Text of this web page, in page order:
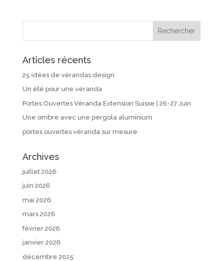
Articles récents
25 idées de vérandas design
Un été pour une véranda
Portes Ouvertes Véranda Extension Suisse | 26-27 Juin
Une ombre avec une pergola aluminium
portes ouvertes véranda sur mesure
Archives
juillet 2026
juin 2026
mai 2026
mars 2026
février 2026
janvier 2026
décembre 2025